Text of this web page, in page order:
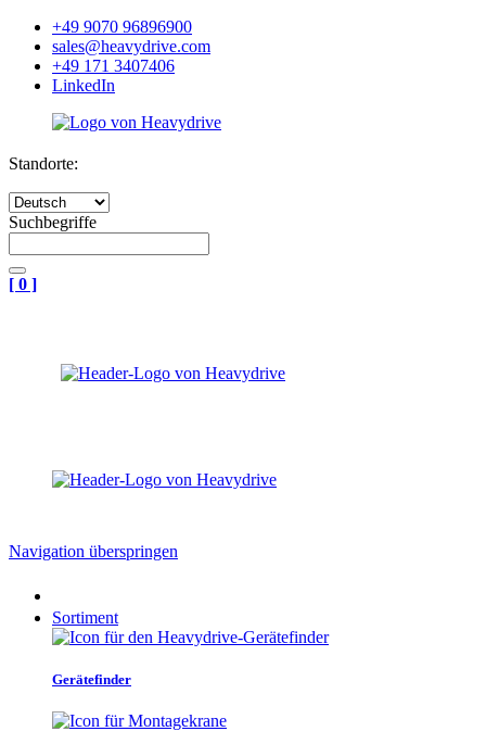
+49 9070 96896900
sales@heavydrive.com
+49 171 3407406
LinkedIn
Standorte:
Suchbegriffe
[ 0 ]
Navigation überspringen
Sortiment
Gerätefinder